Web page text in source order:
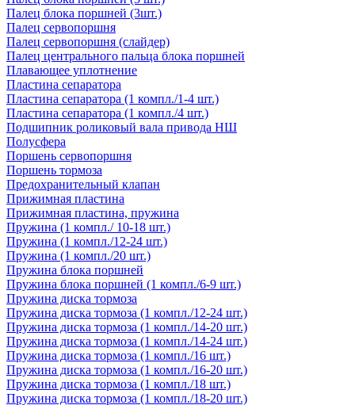
Палец блока поршней (3шт.)
Палец сервопоршня
Палец сервопоршня (слайдер)
Палец центрального пальца блока поршней
Плавающее уплотнение
Пластина сепаратора
Пластина сепаратора (1 компл./1-4 шт.)
Пластина сепаратора (1 компл./4 шт.)
Подшипник роликовый вала привода НШ
Полусфера
Поршень сервопоршня
Поршень тормоза
Предохранительный клапан
Прижимная пластина
Прижимная пластина, пружина
Пружина (1 компл./ 10-18 шт.)
Пружина (1 компл./12-24 шт.)
Пружина (1 компл./20 шт.)
Пружина блока поршней
Пружина блока поршней (1 компл./6-9 шт.)
Пружина диска тормоза
Пружина диска тормоза (1 компл./12-24 шт.)
Пружина диска тормоза (1 компл./14-20 шт.)
Пружина диска тормоза (1 компл./14-24 шт.)
Пружина диска тормоза (1 компл./16 шт.)
Пружина диска тормоза (1 компл./16-20 шт.)
Пружина диска тормоза (1 компл./18 шт.)
Пружина диска тормоза (1 компл./18-20 шт.)